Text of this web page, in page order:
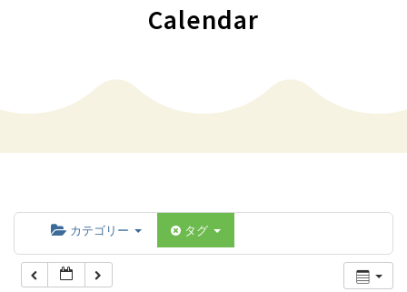
Calendar
カテゴリー タグ
04:00
07:00